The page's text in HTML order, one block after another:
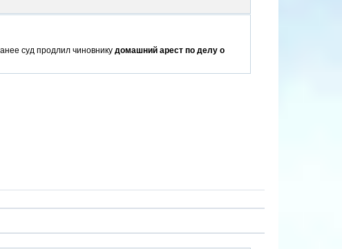
суд продлил чиновнику домашний арест по делу о